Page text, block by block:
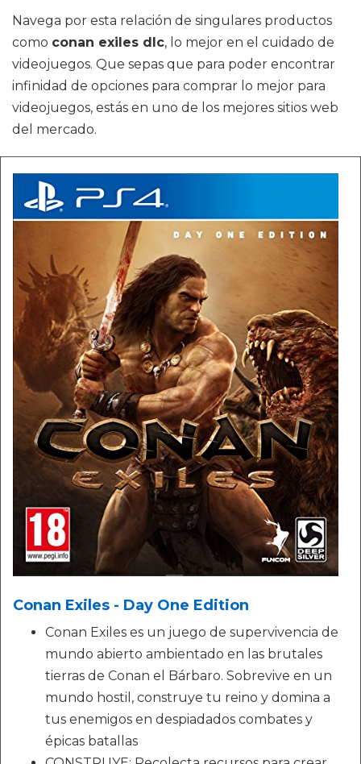
Navega por esta relación de singulares productos
como conan exiles dlc, lo mejor en el cuidado de
videojuegos. Que sepas que para poder encontrar
infinidad de opciones para comprar lo mejor para
videojuegos, estás en uno de los mejores sitios web
del mercado.
Conan Exiles - Day One Edition
Conan Exiles es un juego de supervivencia de
mundo abierto ambientado en las brutales
tierras de Conan el Bárbaro. Sobrevive en un
mundo hostil, construye tu reino y domina a
tus enemigos en despiadados combates y
épicas batallas